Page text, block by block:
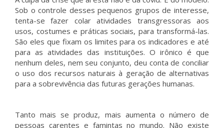
Sob o controle desses pequenos grupos de interesse,
tenta-se fazer colar atividades transgressoras aos
usos, costumes e práticas sociais, para transformá-las.
São eles que fixam os limites para os indicadores e até
para as atividades das instituições. O irônico é que
nenhum deles, nem seu conjunto, deu conta de conciliar
o uso dos recursos naturais à geração de alternativas
para a sobrevivência das futuras gerações humanas.
Tanto mais se produz, mais aumenta o número de
pessoas carentes e famintas no mundo. Não existe